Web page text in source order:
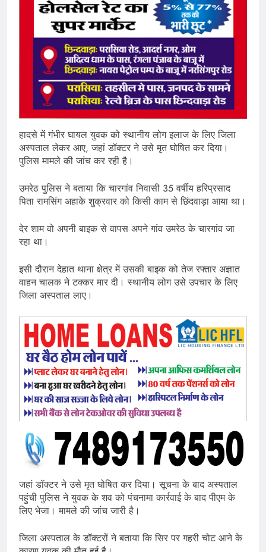
हादसे में गंभीर घायल युवक को स्थानीय लोग इलाज के लिए जिला
अस्पताल लेकर आए, जहां डॉक्टर ने उसे मृत घोषित कर दिया।
पुलिस मामले की जांच कर रही है।
उमरेठ पुलिस ने बताया कि चारगांव निवासी 35 वर्षीय हरिप्रसाद
पिता रामसिंग अहाके शुक्रवार को किसी काम से छिंदवाड़ा आया था।
देर शाम वो अपनी बाइक से वापस अपने गांव उमरेठ के चारगांव जा
रहा था।
इसी दौरान देहात थाना क्षेत्र में उसकी बाइक को तेज रफ्तार अज्ञात
वाहन चालक ने टक्कर मार दी। स्थानीय लोग उसे उपचार के लिए
जिला अस्पताल लाए।
जहां डॉक्टर ने उसे मृत घोषित कर दिया। सूचना के बाद अस्पताल
पहुंची पुलिस ने युवक के शव को पंचनामा कार्रवाई के बाद पीएम के
लिए भेजा। मामले की जांच जारी है।
जिला अस्पताल के डॉक्टरों ने बताया कि सिर पर गहरी चोट आने के